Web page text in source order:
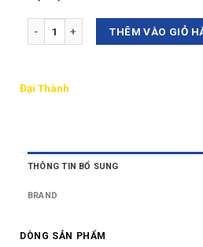
THÊM VÀO GIỎ
Đại Thành
THÔNG TIN BỔ SUNG
BRAND
DÒNG SẢN PHẨM